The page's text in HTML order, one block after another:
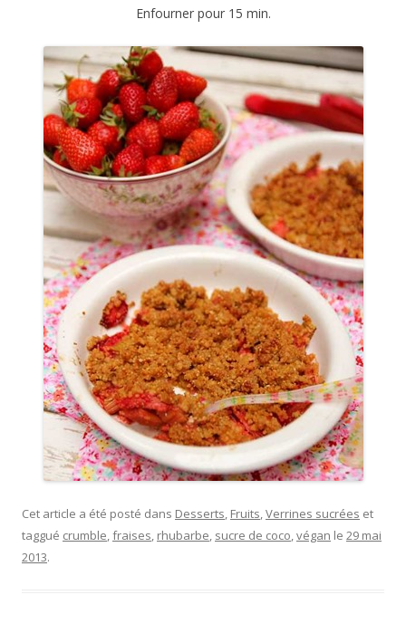
Enfourner pour 15 min.
Cet article a été posté dans Desserts, Fruits,Verrines sucrées et
taggué crumble,fraises, rhubarbe, sucre de coco,végan le 29 mai
2013.